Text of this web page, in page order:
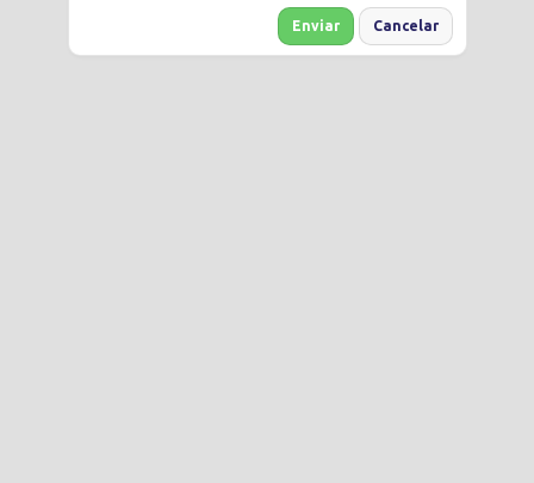
Enviar Cancelar